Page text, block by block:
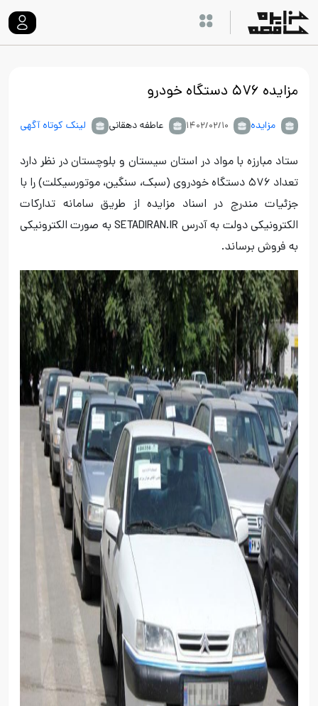
مزایده ۵۷۶ دستگاه خودرو
مزایده عاطفه دهقانی لینک کوتاه آگهی
ستاد مبارزه با مواد در استان سیستان و بلوچستان در نظر دارد
تعداد ۵۷۶ دستگاه خودروی (سبک، سنگین، موتورسیکلت) را با
جزئیات مندرج در اسناد مزایده از طریق سامانه تدارکات
الکترونیکی دولت به آدرس SETADIRAN.IR به صورت الکترونیکی
به فروش برساند.